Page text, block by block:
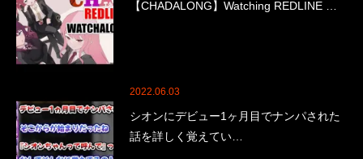
【CHADALONG】Watching REDLINE …
2022.06.03
シオンにデビュー1ヶ月目でナンパされた
話を詳しく覚えてい…